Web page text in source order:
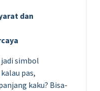
dan
simbol
pas,
kaku? Bisa-